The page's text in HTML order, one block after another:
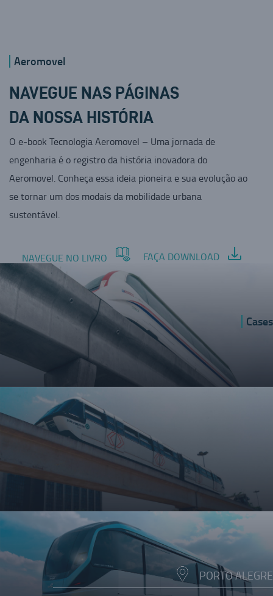
Aeromovel
NAVEGUE NAS PÁGINAS
DA NOSSA HISTÓRIA
O e-book Tecnologia Aeromovel – Uma jornada de
engenharia é o registro da história inovadora do
Aeromovel. Conheça essa ideia pioneira e sua evolução ao
se tornar um dos modais da mobilidade urbana
sustentável.
NAVEGUE NO LIVRO FAÇA DOWNLOAD
Cases
PORTO ALEGRE